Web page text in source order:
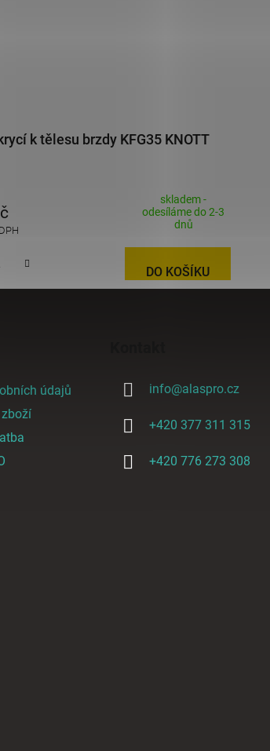
k tělesu brzdy KFG35 KNOTT
skladem -
odesíláme do 2-3
dnů
DO KOŠÍKU
údajů
info@alaspro.cz
+420 377 311 315
+420 776 273 308